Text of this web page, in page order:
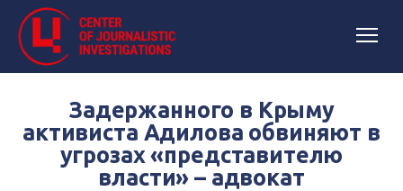
Задержанного в Крыму
активиста Адилова обвиняют в
угрозах «представителю
власти» – адвокат